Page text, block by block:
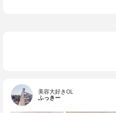
美容大好きOL
ふっきー